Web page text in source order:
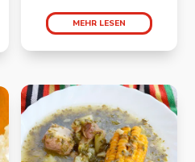
MEHR LESEN